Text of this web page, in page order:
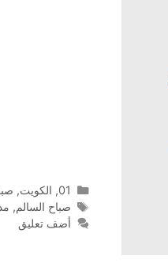
التصنيفات
01
, الكويت,
الوسوم
صباح السالم,
أضف تعليق